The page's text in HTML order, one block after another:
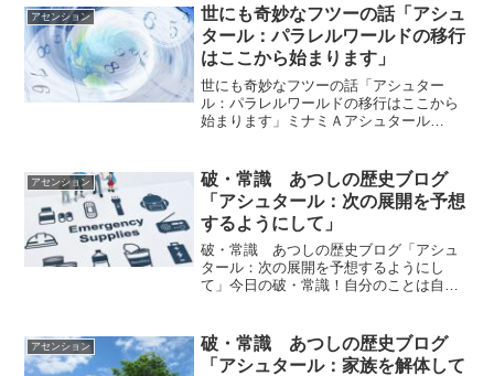
アセンション
世にも奇妙なフツーの話「アシュ
タール：パラレルワールドの移行
はここから始まります」
世にも奇妙なフツーの話「アシュター
ル：パラレルワールドの移行はここから
始まります」ミナミＡアシュタール
vol.1010 「世論って誰？」「パレれるワ
ールドの移行は...
アセンション
破・常識 あつしの歴史ブログ
「アシュタール：次の展開を予想
するようにして」
破・常識 あつしの歴史ブログ「アシュ
タール：次の展開を予想するようにし
て」今日の破・常識！自分のことは自分
ください。ｂｙアシュタールアシュター
ルからのメッセージ今日のア...
アセンション
破・常識 あつしの歴史ブログ
「アシュタール：家族を解体して